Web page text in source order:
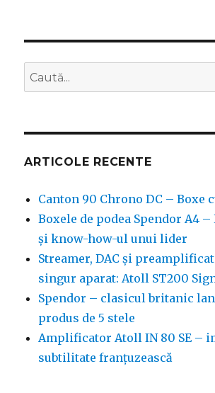
Caută
după:
ARTICOLE RECENTE
Canton 90 Chrono DC – Boxe
Boxele de podea Spendor A4
și know-how-ul unui lider
Streamer, DAC și
singur aparat: Atoll ST200
Spendor – clasicul britanic
produs de 5 stele
Amplificator Atoll IN 80 SE –
subtilitate franțuzească